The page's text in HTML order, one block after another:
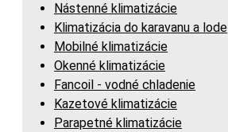
Nástenné klimatizácie
Klimatizácia do karavanu a lode
Mobilné klimatizácie
Okenné klimatizácie
Fancoil - vodné chladenie
Kazetové klimatizácie
Parapetné klimatizácie